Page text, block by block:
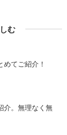
む
てご紹介！
介。無理なく無